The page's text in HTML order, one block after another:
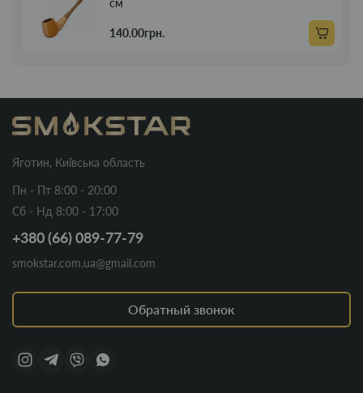
см
140.00грн.
Яготин, Київська область
Пн - Пт 8:00 - 20:00
Сб - Нд 8:00 - 17:00
+380 (66) 089-77-79
smokstar.com.ua@gmail.com
Обратный звонок